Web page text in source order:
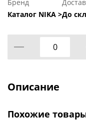
Бренд
Каталог NIKA >До
Описание
Похожие